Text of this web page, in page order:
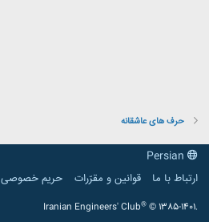
حرف های عاشقانه
ارتباط با ما
قوانین و مقرّرات حریم خصوصی
Iranian Engineers' Club® © 1385-1401.